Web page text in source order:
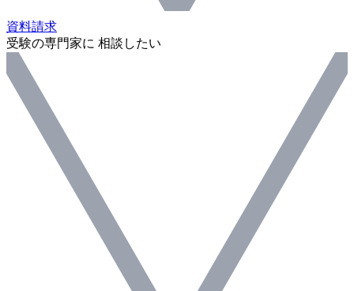
資料請求
受験の専門家に 相談したい